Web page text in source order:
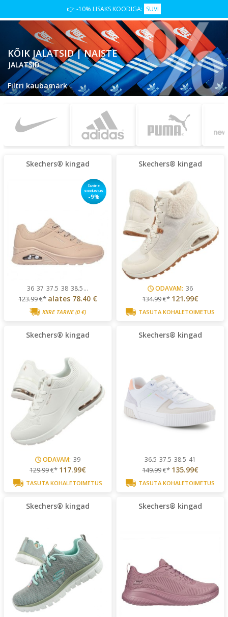
👉 -10% LISAKS KOODIGA: SUVI
Filtri kaubamärk↓
KÕIK JALATSID | NAISTE
JALATSID %
Skechers® kingad
Suvine
soodustus
-9%
36 37 37.5 38 38.5...
123.99€* alates 78.40 €
KIIRE TARNE(0 €)
Skechers® kingad
ODAVAM: 36
134.99€* 121.99€
TASUTA KOHALETOIMETUS
Skechers® kingad
ODAVAM: 39
129.99€* 117.99€
TASUTA KOHALETOIMETUS
Skechers® kingad
36.5 37.5 38.5 41
149.99€* 135.99€
TASUTA KOHALETOIMETUS
Skechers® kingad Skechers® kingad